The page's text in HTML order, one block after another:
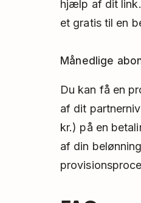
hjælp af dit
et gratis til en
Månedlige
Du kan få en
af dit
kr.) på en
af din